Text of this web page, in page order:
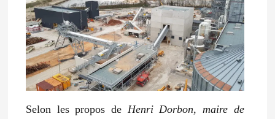
Selon les propos de Henri Dorbon, maire de